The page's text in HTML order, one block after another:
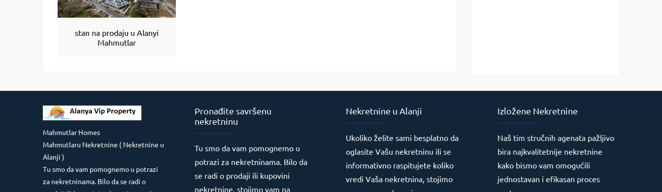
stan na prodaju u Alanyi
Mahmutlar
Mahmutlar Homes
Mahmutlaru Nekretnine ( Nekretnine u
Alanji )
Tu smo da vam pomognemo u potrazi
za nekretninama. Bilo da se radi o
Pronađite savršenu
nekretninu
Tu smo da vam pomognemo u
potrazi za nekretninama. Bilo da
se radi o prodaji ili kupovini
nekretnine, stojimo vam na
Nekretnine u Alanji
Ukoliko želite sami besplatno da
oglasite Vašu nekretninu ili se
informativno raspitujete koliko
vredi Vaša nekretnina, stojimo
Izložene Nekretnine
Naš tim stručnih agenata pažljivo
bira najkvalitetnije nekretnine
kako bismo vam omogućili
jednostavan i efikasan proces